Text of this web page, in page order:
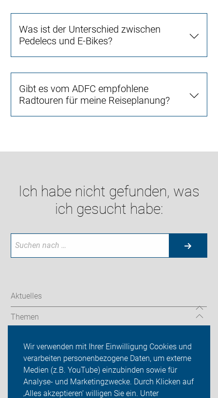
Wir verwenden mit Ihrer Einwilligung Cookies und
verarbeiten personenbezogene Daten, um externe
Medien (z.B. YouTube) einzubinden sowie für
Analyse- und Marketingzwecke. Durch Klicken auf
‚Alles akzeptieren‘ willigen Sie ein. Unter
Was ist der Unterschied zwischen
Pedelecs und E-Bikes?
Gibt es vom ADFC empfohlene
Radtouren für meine Reiseplanung?
Ich habe nicht gefunden, was
ich gesucht habe:
Aktuelles
Themen
Über uns
Sei dabei